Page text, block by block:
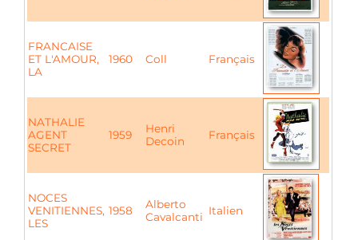
FRANCAISE
ET L'AMOUR,
LA
1960 Coll Français
NATHALIE
AGENT
SECRET
1959
Henri
Decoin
Français
NOCES
VENITIENNES,
LES
1958
Alberto
Cavalcanti Italien